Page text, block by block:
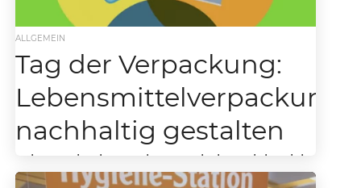
ALLGEMEIN
Tag der Verpackung:
nachhaltig gestalten
Lebensmittelverpackungen haben viele wichtige
Funktionen Anlässlich des Tags der Verpackung am